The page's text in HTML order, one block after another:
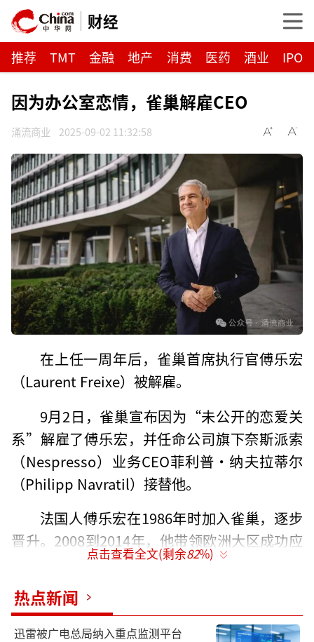
财经
推荐 TMT 金融 地产 消费 医药 酒业 IPO
因为办公室恋情，雀巢解雇CEO
涌流商业 2025-09-02 11:32:58
在上任一周年后，雀巢首席执行官傅乐宏
（Laurent Freixe）被解雇。
9月2日，雀巢宣布因为“未公开的恋爱关
系”解雇了傅乐宏，并任命公司旗下奈斯派索
（Nespresso）业务CEO菲利普·纳夫拉蒂尔
（Philipp Navratil）接替他。
法国人傅乐宏在1986年时加入雀巢，逐步
晋升。2008到2014年，他带领欧洲大区成功应
对金融和经济危机。之后，他担任美洲大区首
席执行官，推动业务增长。2022年，雀巢重组
新的大区架构后，他被任命为拉丁美洲大区首
席执行官。
点击查看全文(剩余82%)
热点新闻
迅雷被广电总局纳入重点监测平台